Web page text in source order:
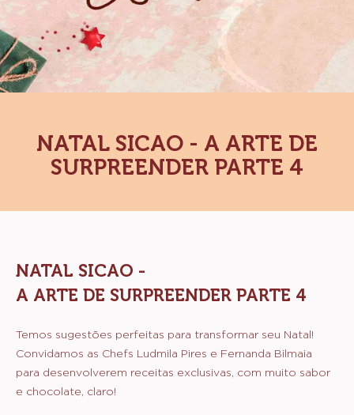
NATAL SICAO - A ARTE DE
SURPREENDER PARTE 4
NATAL SICAO -
A ARTE DE SURPREENDER PARTE 4
Temos sugestões perfeitas para transformar seu Natal!
Convidamos as Chefs Ludmila Pires e Fernanda Bilmaia
para desenvolverem receitas exclusivas, com muito sabor
e chocolate, claro!